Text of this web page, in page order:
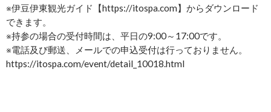
※伊豆伊東観光ガイド【https://itospa.com】からダウンロード
できます。
※持参の場合の受付時間は、平日の9:00～17:00です。
※電話及び郵送、メールでの申込受付は行っておりません。
https://itospa.com/event/detail_10018.html